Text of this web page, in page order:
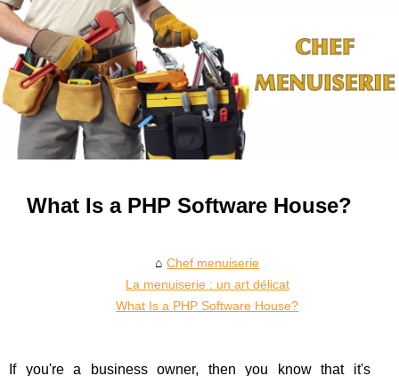
What Is a PHP Software House?
Chef menuiserie
La menuiserie : un art délicat
What Is a PHP Software House?
If you're a business owner, then you know that it's